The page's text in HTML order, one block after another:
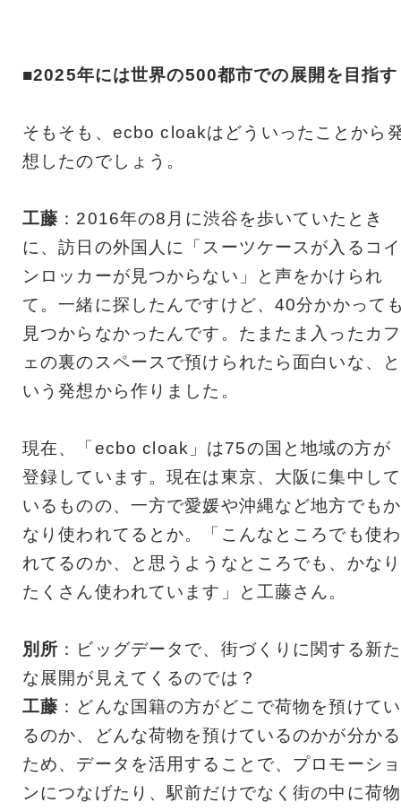
■2025年には世界の500都市での展開を目指す
そもそも、ecbo cloakはどういったことから
想したのでしょう。
工藤 ：2016年の8月に渋谷を歩いていたとき
に、訪日の外国人に「スーツケースが入るコイ
ンロッカーが見つからない」と声をかけられ
て。一緒に探したんですけど、40分かかって
見つからなかったんです。たまたま入ったカフ
ェの裏のスペースで預けられたら面白いな、と
いう発想から作りました。
現在、「ecbo cloak」は75の国と地域の方が
登録しています。現在は東京、大阪に集中して
いるものの、一方で愛媛や沖縄など地方でもか
なり使われてるとか。「こんなところでも使わ
れてるのか、と思うようなところでも、かなり
たくさん使われています」と工藤さん。
別所 ：ビッグデータで、街づくりに関する新た
な展開が見えてくるのでは？
工藤 ：どんな国籍の方がどこで荷物を預けてい
るのか、どんな荷物を預けているのかが分かる
ため、データを活用することで、プロモーショ
ンにつなげたり、駅前だけでなく街の中に荷物